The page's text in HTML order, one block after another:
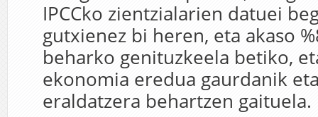
IPCCko zientzialarien datuei
gutxienez bi heren, eta akaso
beharko genituzkeela betiko,
ekonomia eredua gaurdanik
eraldatzera behartzen gaituela.